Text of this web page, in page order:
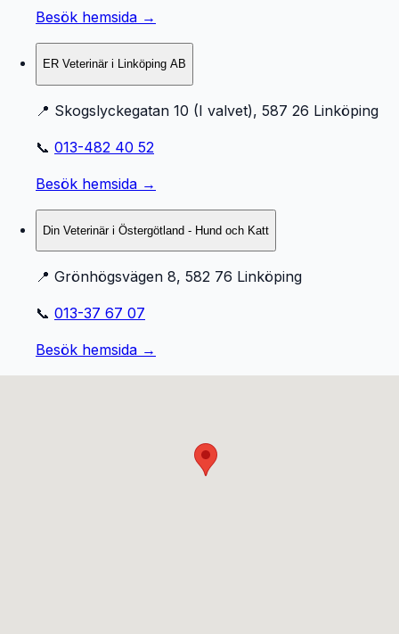
Besök hemsida →
ER Veterinär i Linköping AB
📍 Skogslyckegatan 10 (I valvet), 587 26 Linköping
📞 013-482 40 52
Besök hemsida →
Din Veterinär i Östergötland - Hund och Katt
📍 Grönhögsvägen 8, 582 76 Linköping
📞 013-37 67 07
Besök hemsida →